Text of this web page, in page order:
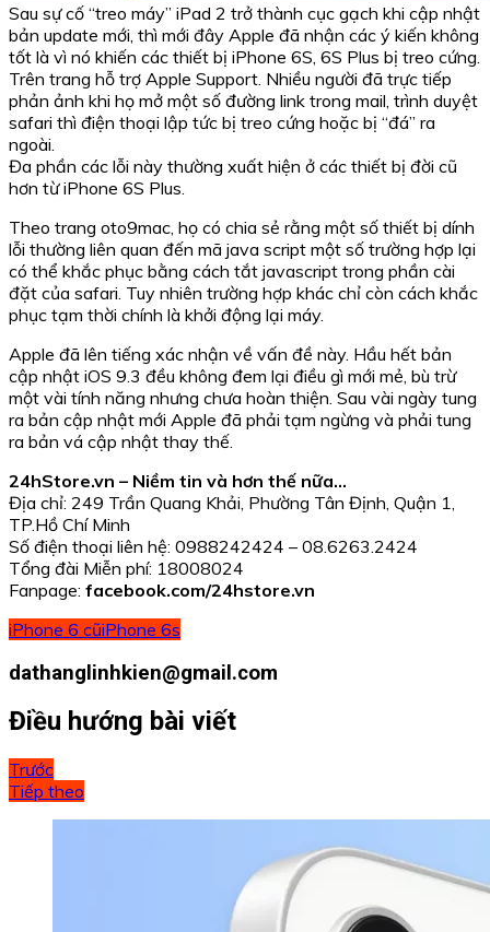
Sau sự cố “treo máy” iPad 2 trở thành cục gạch khi cập nhật
bản update mới, thì mới đây Apple đã nhận các ý kiến không
tốt là vì nó khiến các thiết bị iPhone 6S, 6S Plus bị treo cứng.
Trên trang hỗ trợ Apple Support. Nhiều người đã trực tiếp
phản ảnh khi họ mở một số đường link trong mail, trình duyệt
safari thì điện thoại lập tức bị treo cứng hoặc bị “đá” ra
ngoài.
Đa phần các lỗi này thường xuất hiện ở các thiết bị đời cũ
hơn từ iPhone 6S Plus.
Theo trang oto9mac, họ có chia sẻ rằng một số thiết bị dính
lỗi thường liên quan đến mã java script một số trường hợp lại
có thể khắc phục bằng cách tắt javascript trong phần cài
đặt của safari. Tuy nhiên trường hợp khác chỉ còn cách khắc
phục tạm thời chính là khởi động lại máy.
Apple đã lên tiếng xác nhận về vấn đề này. Hầu hết bản
cập nhật iOS 9.3 đều không đem lại điều gì mới mẻ, bù trừ
một vài tính năng nhưng chưa hoàn thiện. Sau vài ngày tung
ra bản cập nhật mới Apple đã phải tạm ngừng và phải tung
ra bản vá cập nhật thay thế.
24hStore.vn – Niềm tin và hơn thế nữa…
Địa chỉ: 249 Trần Quang Khải, Phường Tân Định, Quận 1,
TP.Hồ Chí Minh
Số điện thoại liên hệ: 0988242424 – 08.6263.2424
Tổng đài Miễn phí: 18008024
Fanpage: facebook.com/24hstore.vn
iPhone 6 cũiPhone 6s
dathanglinhkien@gmail.com
Điều hướng bài viết
Trước
Tiếp theo